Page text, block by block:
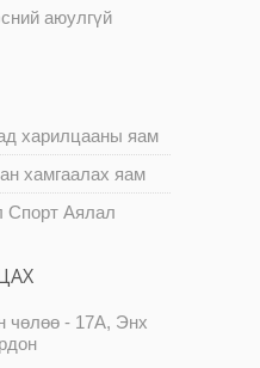
аюулгүй
харилцааны яам
хамгаалах яам
Спорт Аялал
чөлөө - 17А, Энх